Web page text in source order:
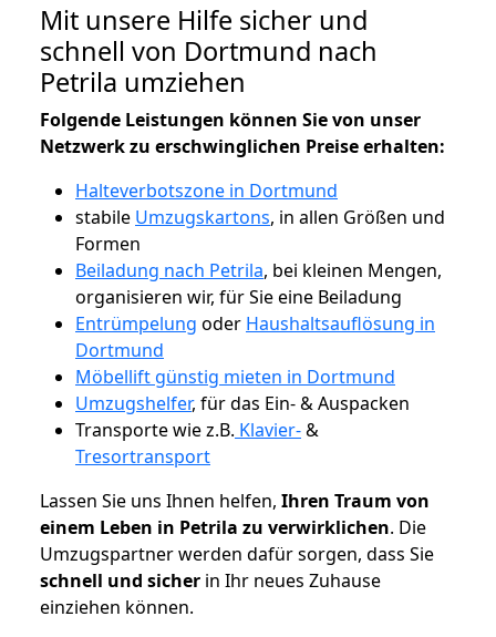
Mit unsere Hilfe sicher und
schnell von Dortmund nach
Petrila umziehen
Folgende Leistungen können Sie von unser
Netzwerk zu erschwinglichen Preise erhalten:
Halteverbotszone in Dortmund
stabile Umzugskartons, in allen Größen und
Formen
Beiladung nach Petrila, bei kleinen Mengen,
organisieren wir, für Sie eine Beiladung
Entrümpelung oder Haushaltsauflösung in
Dortmund
Möbellift günstig mieten in Dortmund
Umzugshelfer, für das Ein- & Auspacken
Transporte wie z.B. Klavier-&
Tresortransport
Lassen Sie uns Ihnen helfen, Ihren Traum von
einem Leben in Petrila zu verwirklichen. Die
Umzugspartner werden dafür sorgen, dass Sie
schnell und sicher in Ihr neues Zuhause
einziehen können.